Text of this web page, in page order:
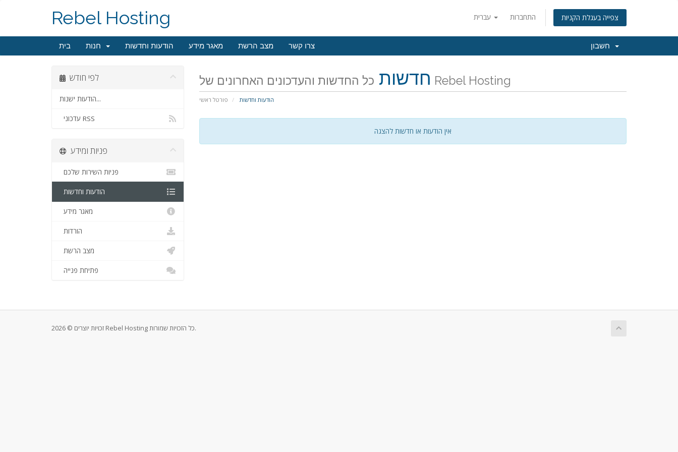
התחברות צפייה בעגלת הקניות Rebel Hosting
בית הודעות וחדשות מאגר מידע מצב הרשת צרו קשר
חדשות כל החדשות והעדכונים האחרונים של Rebel Hosting
פורטל ראשי הודעות וחדשות
לפי חודש
הודעות ישנות...
עדכוני RSS
אין הודעות או חדשות להצגה
פניות ומידע
פניות השירות שלכם
הודעות וחדשות
מאגר מידע
הורדות
מצב הרשת
פתיחת פנייה
זכויות יוצרים © 2026 Rebel Hosting כל הזכויות שמורות.